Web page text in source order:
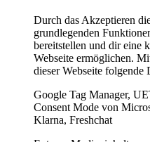
Durch das Akzeptieren
grundlegenden
bereitstellen und dir eine
Webseite ermöglichen.
dieser Webseite folgende
Google Tag Manager,
Consent Mode von
Klarna, Freshchat